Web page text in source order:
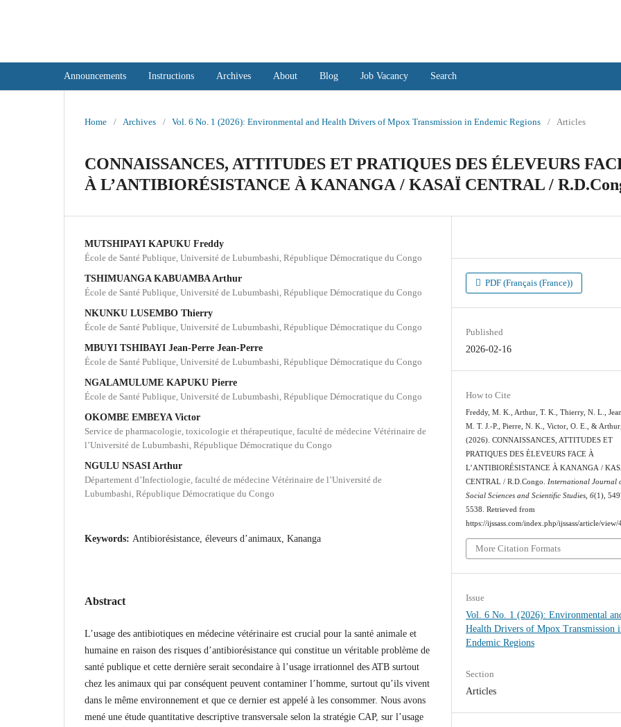
Announcements Instructions Archives About Blog Job Vacancy Search
Home / Archives / Vol. 6 No. 1 (2026): Environmental and Health Drivers of Mpox Transmission in Endemic Regions / Articles
CONNAISSANCES, ATTITUDES ET PRATIQUES DES ÉLEVEURS
À L’ANTIBIORÉSISTANCE À KANANGA / KASAÏ CENTRAL /
MUTSHIPAYI KAPUKU Freddy
École de Santé Publique, Université de Lubumbashi, République Démocratique du Congo
TSHIMUANGA KABUAMBA Arthur
École de Santé Publique, Université de Lubumbashi, République Démocratique du Congo
NKUNKU LUSEMBO Thierry
École de Santé Publique, Université de Lubumbashi, République Démocratique du Congo
MBUYI TSHIBAYI Jean-Perre Jean-Perre
École de Santé Publique, Université de Lubumbashi, République Démocratique du Congo
NGALAMULUME KAPUKU Pierre
École de Santé Publique, Université de Lubumbashi, République Démocratique du Congo
OKOMBE EMBEYA Victor
Service de pharmacologie, toxicologie et thérapeutique, faculté de médecine Vétérinaire de
l’Université de Lubumbashi, République Démocratique du Congo
NGULU NSASI Arthur
Département d’Infectiologie, faculté de médecine Vétérinaire de l’Université de
Lubumbashi, République Démocratique du Congo
Keywords: Antibiorésistance, éleveurs d’animaux, Kananga
Abstract
L’usage des antibiotiques en médecine vétérinaire est crucial pour la santé animale et
humaine en raison des risques d’antibiorésistance qui constitue un véritable problème de
santé publique et cette dernière serait secondaire à l’usage irrationnel des ATB surtout
chez les animaux qui par conséquent peuvent contaminer l’homme, surtout qu’ils vivent
dans le même environnement et que ce dernier est appelé à les consommer. Nous avons
mené une étude quantitative descriptive transversale selon la stratégie CAP, sur l’usage
PDF (Français (France))
Published
2026-02-16
How to Cite
Freddy, M. K., Arthur, T. K., Thierry, N. L.,
M. T. J.-P., Pierre, N. K., Victor, O. E., &
(2026). CONNAISSANCES, ATTITUDES ET
PRATIQUES DES ÉLEVEURS FACE À
L’ANTIBIORÉSISTANCE À KANANGA /
CENTRAL / R.D.Congo. International Journal
Social Sciences and Scientific Studies ,6(1),
5538. Retrieved from
https://ijssass.com/index.php/ijssass/article/view/
More Citation Formats
Issue
Vol. 6 No. 1 (2026): Environmental
Health Drivers of Mpox Transmission
Endemic Regions
Section
Articles